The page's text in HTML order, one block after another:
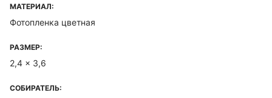
МАТЕРИАЛ:
Фотопленка цветная
РАЗМЕР:
2,4 x 3,6
СОБИРАТЕЛЬ: